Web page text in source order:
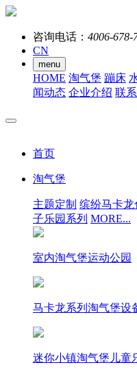
咨询电话： 4006-678-
CN
menu
HOME 淘气堡 蹦床
闻动态 企业介绍 联
首页
淘气堡
主题定制 缤纷马卡龙
子乐园系列 MORE...
室内淘气堡运动公园
马卡龙系列淘气堡设
迷你小镇淘气堡儿童